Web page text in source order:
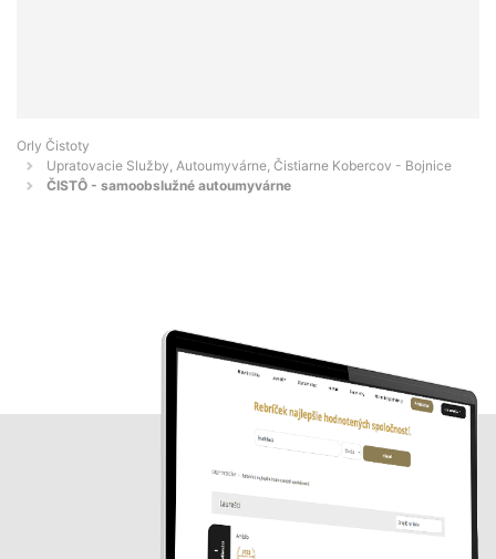
Orly Čistoty
Upratovacie Služby, Autoumyvárne, Čistiarne Kobercov - Bojnice
ČISTÔ - samoobslužné autoumyvárne